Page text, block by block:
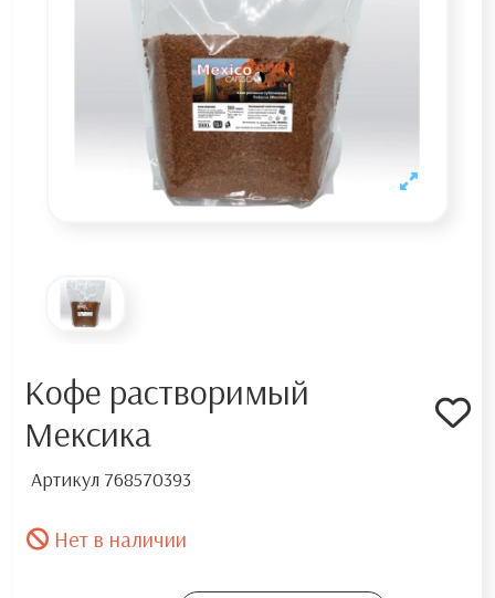
Кофе растворимый
Мексика
Артикул 768570393
Нет в наличии